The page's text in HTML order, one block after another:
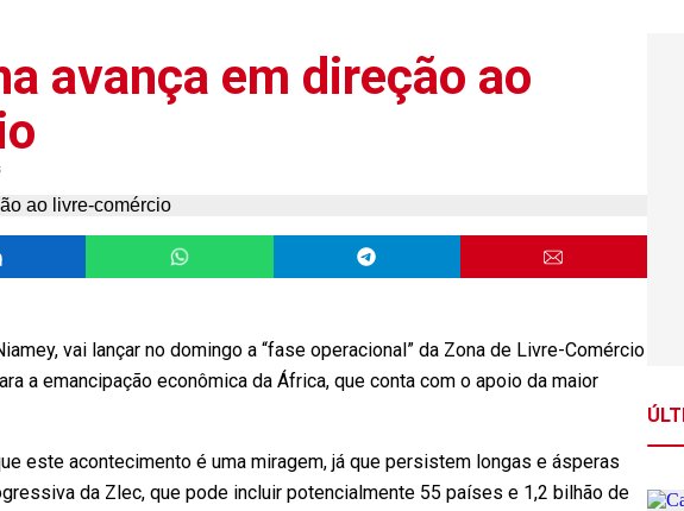
avança em direção ao
vai lançar no domingo a “fase operacional” da Zona de Livre-Comércio
a emancipação econômica da África, que conta com o apoio da maior
este acontecimento é uma miragem, já que persistem longas e ásperas
da Zlec, que pode incluir potencialmente 55 países e 1,2 bilhão de